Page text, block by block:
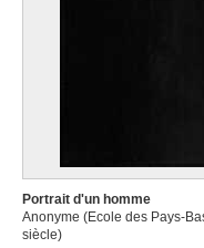
Portrait d'un homme
Anonyme (Ecole des Pays-
siècle)